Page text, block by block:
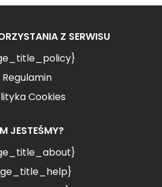
Z SERWISU
Regulamin
Cookies
JESTEŚMY?